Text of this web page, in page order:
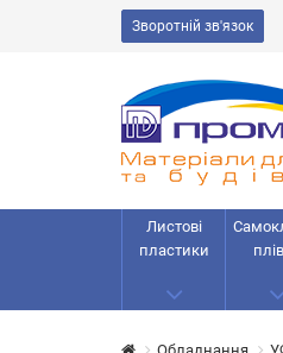
Зворотній зв'язок
Листові
пластики